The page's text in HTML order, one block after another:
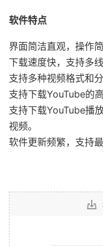
软件特点
界面简洁直观，操作简
下载速度快，支持多
支持多种视频格式和
支持下载YouTube的
支持下载YouTube播
视频。
软件更新频繁，支持